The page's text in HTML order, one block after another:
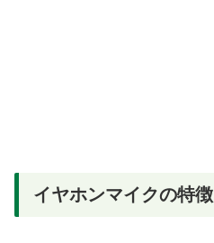
イヤホンマイクの特徴